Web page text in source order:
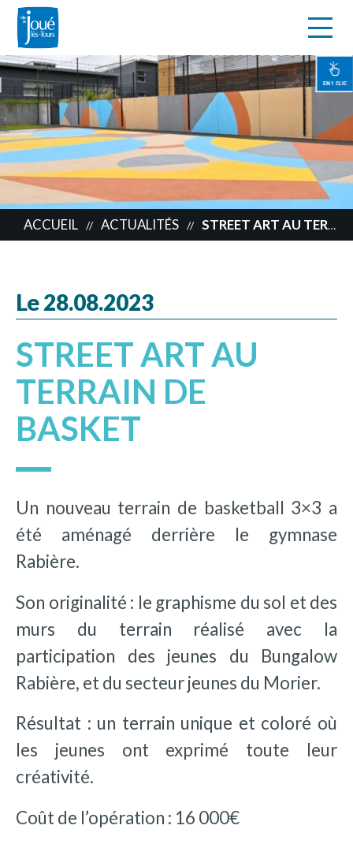
Aller
au
contenu
principal
EN 1 CLIC
ACCUEIL // ACTUALITÉS // STREET ART AU TERRAIN DE BASKET
Le 28.08.2023
STREET ART AU
TERRAIN DE
BASKET
Un nouveau terrain de basketball 3×3 a
été aménagé derrière le gymnase
Rabière.
Son originalité : le graphisme du sol et des
murs du terrain réalisé avec la
participation des jeunes du Bungalow
Rabière, et du secteur jeunes du Morier.
Résultat : un terrain unique et coloré où
les jeunes ont exprimé toute leur
créativité.
Coût de l’opération : 16 000€